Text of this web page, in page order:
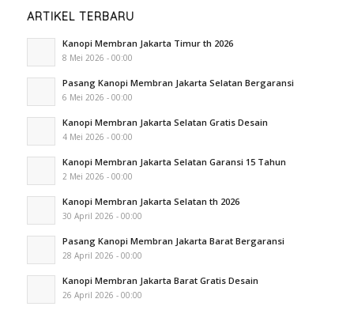
ARTIKEL TERBARU
Kanopi Membran Jakarta Timur th 2026
8 Mei 2026 - 00:00
Pasang Kanopi Membran Jakarta Selatan Bergaransi
6 Mei 2026 - 00:00
Kanopi Membran Jakarta Selatan Gratis Desain
4 Mei 2026 - 00:00
Kanopi Membran Jakarta Selatan Garansi 15 Tahun
2 Mei 2026 - 00:00
Kanopi Membran Jakarta Selatan th 2026
30 April 2026 - 00:00
Pasang Kanopi Membran Jakarta Barat Bergaransi
28 April 2026 - 00:00
Kanopi Membran Jakarta Barat Gratis Desain
26 April 2026 - 00:00